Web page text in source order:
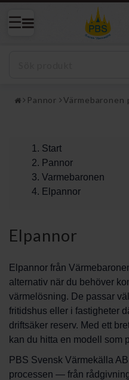
Pannor Värmebaronen
Start
Pannor
Varmebaronen
Elpannor
Elpannor
Elpannor från
alternativ när du behöver
värmelösning. De passar
fritidshus eller i fastigheter
driftsäker reserv. Med ett
kan du hitta en modell som
PBS Svensk Värmekälla
processen — från